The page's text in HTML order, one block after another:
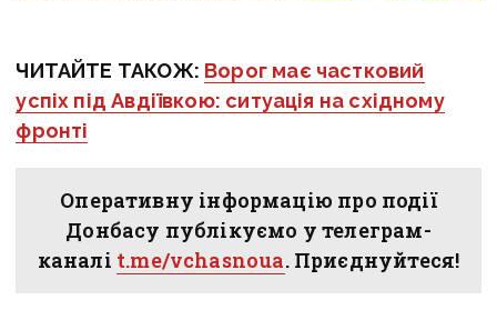
ЧИТАЙТЕ ТАКОЖ: Ворог має частковий
успіх під Авдіївкою: ситуація на східному
фронті
Оперативну інформацію про події
Донбасу публікуємо у телеграм-
каналі t.me/vchasnoua. Приєднуйтеся!